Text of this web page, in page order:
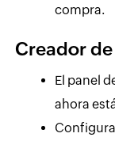
compra.
Creador
El panel
ahora